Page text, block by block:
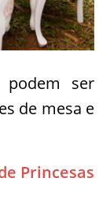
podem ser
de mesa e
Princesas